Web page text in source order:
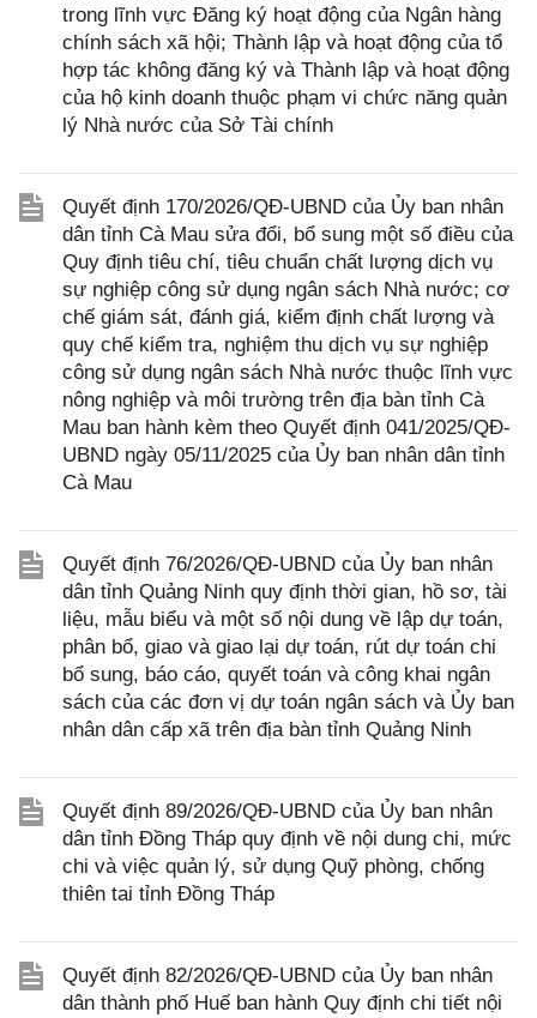
trong lĩnh vực Đăng ký hoạt động của Ngân hàng
chính sách xã hội; Thành lập và hoạt động của tổ
hợp tác không đăng ký và Thành lập và hoạt động
của hộ kinh doanh thuộc phạm vi chức năng quản
lý Nhà nước của Sở Tài chính
Quyết định 170/2026/QĐ-UBND của Ủy ban nhân
dân tỉnh Cà Mau sửa đổi, bổ sung một số điều của
Quy định tiêu chí, tiêu chuẩn chất lượng dịch vụ
sự nghiệp công sử dụng ngân sách Nhà nước; cơ
chế giám sát, đánh giá, kiểm định chất lượng và
quy chế kiểm tra, nghiệm thu dịch vụ sự nghiệp
công sử dụng ngân sách Nhà nước thuộc lĩnh vực
nông nghiệp và môi trường trên địa bàn tỉnh Cà
Mau ban hành kèm theo Quyết định 041/2025/QĐ-
UBND ngày 05/11/2025 của Ủy ban nhân dân tỉnh
Cà Mau
Quyết định 76/2026/QĐ-UBND của Ủy ban nhân
dân tỉnh Quảng Ninh quy định thời gian, hồ sơ, tài
liệu, mẫu biểu và một số nội dung về lập dự toán,
phân bổ, giao và giao lại dự toán, rút dự toán chi
bổ sung, báo cáo, quyết toán và công khai ngân
sách của các đơn vị dự toán ngân sách và Ủy ban
nhân dân cấp xã trên địa bàn tỉnh Quảng Ninh
Quyết định 89/2026/QĐ-UBND của Ủy ban nhân
dân tỉnh Đồng Tháp quy định về nội dung chi, mức
chi và việc quản lý, sử dụng Quỹ phòng, chống
thiên tai tỉnh Đồng Tháp
Quyết định 82/2026/QĐ-UBND của Ủy ban nhân
dân thành phố Huế ban hành Quy định chi tiết nội